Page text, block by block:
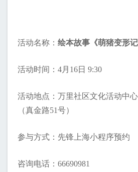
活动名称： 绘本故事《萌猪变形记
活动时间：4月16日 9:30
活动地点：万里社区文化活动中
（真金路51号）
参与方式：先锋上海小程序预约
咨询电话：66690981